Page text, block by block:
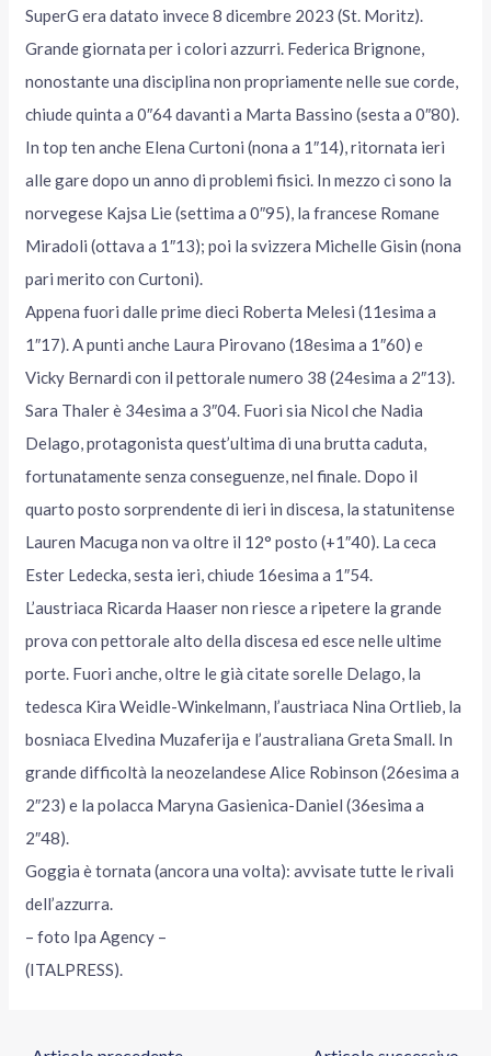
SuperG era datato invece 8 dicembre 2023 (St. Moritz).
Grande giornata per i colori azzurri. Federica Brignone,
nonostante una disciplina non propriamente nelle sue corde,
chiude quinta a 0″64 davanti a Marta Bassino (sesta a 0″80).
In top ten anche Elena Curtoni (nona a 1″14), ritornata ieri
alle gare dopo un anno di problemi fisici. In mezzo ci sono la
norvegese Kajsa Lie (settima a 0″95), la francese Romane
Miradoli (ottava a 1″13); poi la svizzera Michelle Gisin (nona
pari merito con Curtoni).
Appena fuori dalle prime dieci Roberta Melesi (11esima a
1″17). A punti anche Laura Pirovano (18esima a 1″60) e
Vicky Bernardi con il pettorale numero 38 (24esima a 2″13).
Sara Thaler è 34esima a 3″04. Fuori sia Nicol che Nadia
Delago, protagonista quest’ultima di una brutta caduta,
fortunatamente senza conseguenze, nel finale. Dopo il
quarto posto sorprendente di ieri in discesa, la statunitense
Lauren Macuga non va oltre il 12° posto (+1″40). La ceca
Ester Ledecka, sesta ieri, chiude 16esima a 1″54.
L’austriaca Ricarda Haaser non riesce a ripetere la grande
prova con pettorale alto della discesa ed esce nelle ultime
porte. Fuori anche, oltre le già citate sorelle Delago, la
tedesca Kira Weidle-Winkelmann, l’austriaca Nina Ortlieb, la
bosniaca Elvedina Muzaferija e l’australiana Greta Small. In
grande difficoltà la neozelandese Alice Robinson (26esima a
2″23) e la polacca Maryna Gasienica-Daniel (36esima a
2″48).
Goggia è tornata (ancora una volta): avvisate tutte le rivali
dell’azzurra.
– foto Ipa Agency –
(ITALPRESS).